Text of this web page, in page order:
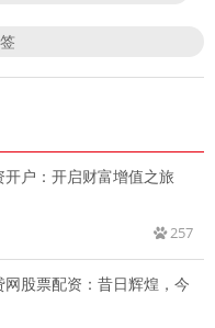
户：开启财富增值之旅
257
股票配资：昔日辉煌，今